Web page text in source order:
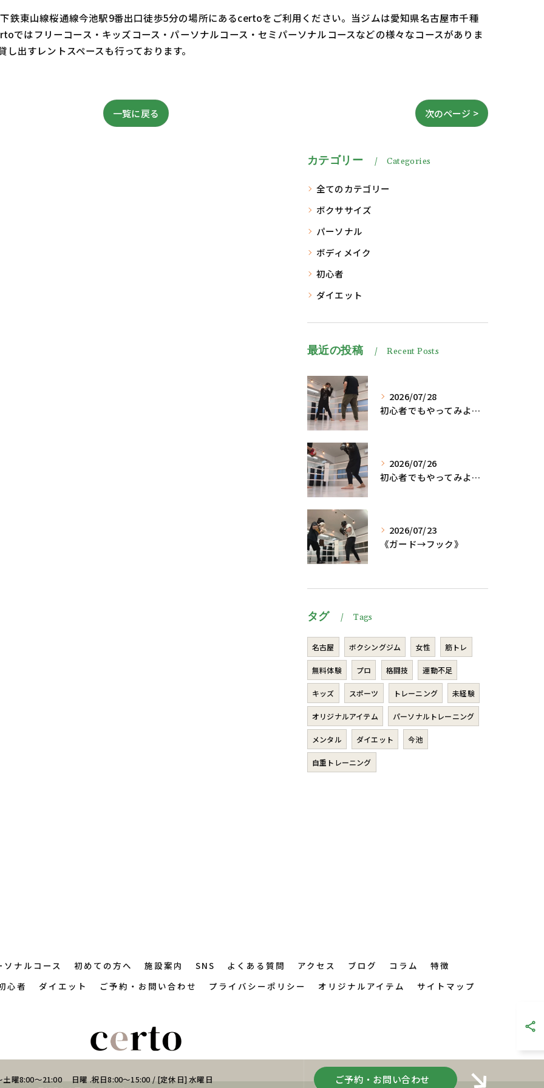
鉄東山線桜通線今池駅9番出口徒歩5分の場所にあるcertoをご利用ください。当ジムは愛知県名古屋市千種
ではフリーコース・キッズコース・パーソナルコース・セミパーソナルコースなどの様々なコースがありま
出すレントスペースも行っております。
一覧に戻る 次のページ >
カテゴリー Categories
全てのカテゴリー
ボクササイズ
パーソナル
ボディメイク
初心者
ダイエット
最近の投稿 Recent Posts
2026/07/28
初心者でもやってみよう、格闘技でダイエット脂肪燃焼🔥
2026/07/26
初心者でもやってみよう、格闘技でダイエット、脂肪燃焼🔥
2026/07/23
《ガード→フック》
タグ Tags
名古屋 ボクシングジム 女性 筋トレ
無料体験 プロ 格闘技 運動不足
キッズ スポーツ トレーニング 未経験
オリジナルアイテム パーソナルトレーニング
メンタル ダイエット 今池
自重トレーニング
土曜8:00～21:00 日曜 .祝日8:00～15:00 / [定休日] 水曜日 ご予約・お問い合わせ
ソナルコース 初めての方へ 施設案内 SNS よくある質問 アクセス ブログ コラム
特徴
心者
ダイエット ご予約・お問い合わせ プライバシーポリシー オリジナルアイテム サイトマップ